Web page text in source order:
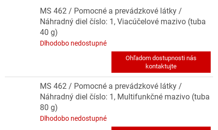
MS 462 / Pomocné a prevádzkové látky /
Náhradný diel číslo: 1, Viacúčelové mazivo (tuba
40 g)
Dlhodobo nedostupné
MS 462 / Pomocné a prevádzkové látky /
Náhradný diel číslo: 1, Multifunkčné mazivo (tuba
80 g)
Dlhodobo nedostupné